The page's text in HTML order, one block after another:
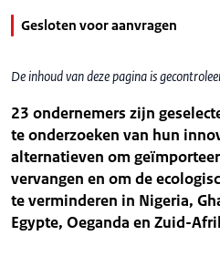
Gesloten voor aanvragen
De inhoud van deze pagina is
23 ondernemers zijn
te onderzoeken van hun
alternatieven om
vervangen en om de
te verminderen in Nigeria,
Egypte, Oeganda en Zuid-